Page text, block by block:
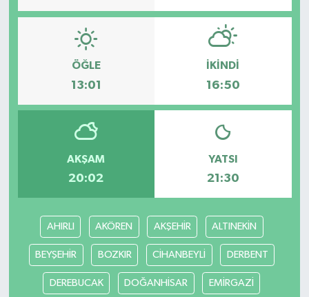
ÖĞLE
13:01
İKINDI
16:50
AKŞAM
20:02
YATSI
21:30
AHIRLI AKÖREN AKŞEHİR ALTINEKİN
BEYŞEHİR BOZKIR CİHANBEYLİ DERBENT
DEREBUCAK DOĞANHİSAR EMİRGAZİ